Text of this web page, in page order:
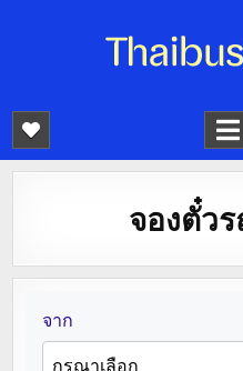
จองตั๋วรถออนไลน์ 24
จองตั๋ว